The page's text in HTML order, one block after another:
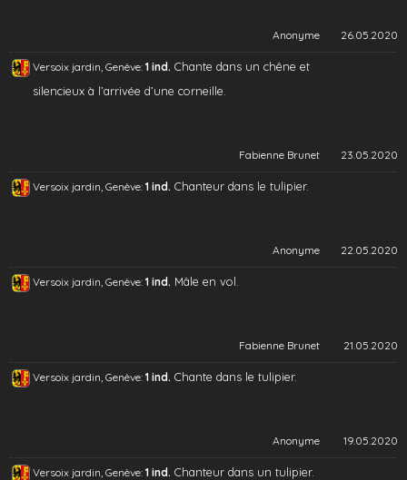
Anonyme 26.05.2020
Versoix jardin, Genève: 1 ind. Chante dans un chêne et
silencieux à l’arrivée d’une corneille.
Fabienne Brunet 23.05.2020
Versoix jardin, Genève: 1 ind. Chanteur dans le tulipier.
Anonyme 22.05.2020
Versoix jardin, Genève: 1 ind. Mâle en vol.
Fabienne Brunet 21.05.2020
Versoix jardin, Genève: 1 ind. Chante dans le tulipier.
Anonyme 19.05.2020
Versoix jardin, Genève: 1 ind. Chanteur dans un tulipier.